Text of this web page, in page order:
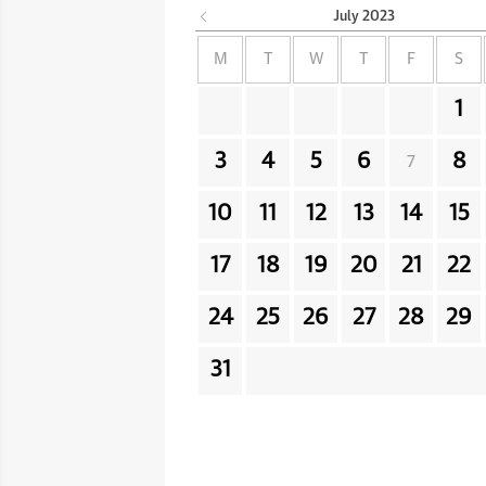
July 2023
M W F S
1
3 4 5 6 7 8
10 11 12 13 14 15
17 18 19 20 21 22
24 25 26 27 28 29
31